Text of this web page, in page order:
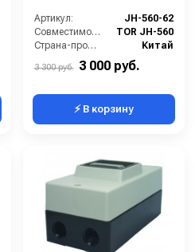
Артикул:
JH-560-62
Совместимость:
TOR JH-560
Страна-производитель:
Китай
3 300 руб. 3 000 руб.
⚡ В корзину